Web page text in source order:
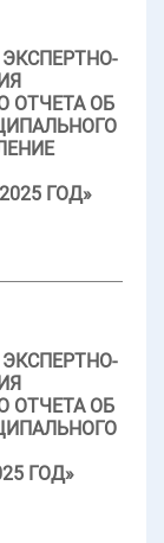
ОТЧЕТА ОБ
ГОД»
ОТЧЕТА ОБ
ГОД»